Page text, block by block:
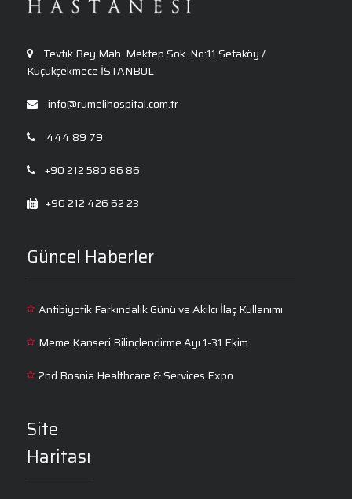
Kadın Hastalıkları ve Doğum
Kulak Burun Boğaz
Nöroloji
Tevfik Bey Mah. Mektep Sok. No:11 Sefaköy /
Küçükçekmece İSTANBUL
info@rumelihospital.com.tr
444 89 79
+90 212 580 86 86
+90 212 426 62 23
Güncel Haberler
Antibiyotik Farkındalık Günü ve Akılcı İlaç Kullanımı
Meme Kanseri Bilinçlendirme Ayı 1-31 Ekim
2nd Bosnia Healthcare & Services Expo
Site
Haritası